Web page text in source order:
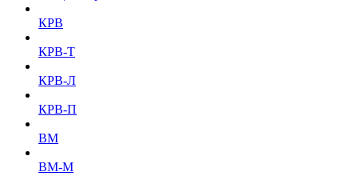
КРВ
КРВ-Т
КРВ-Л
КРВ-П
ВМ
ВМ-М